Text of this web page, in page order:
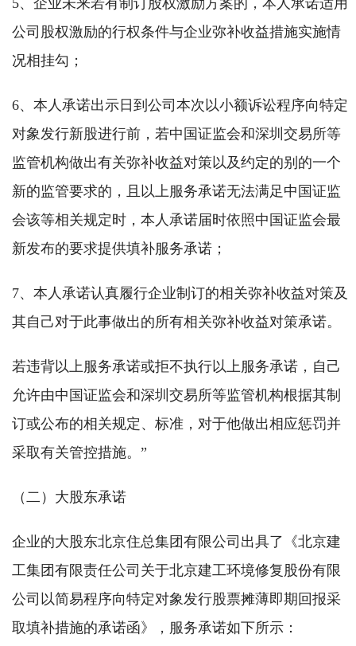
5、企业未来若有制订股权激励方案的，本人承诺适用
公司股权激励的行权条件与企业弥补收益措施实施情
况相挂勾；
6、本人承诺出示日到公司本次以小额诉讼程序向特定
对象发行新股进行前，若中国证监会和深圳交易所等
监管机构做出有关弥补收益对策以及约定的别的一个
新的监管要求的，且以上服务承诺无法满足中国证监
会该等相关规定时，本人承诺届时依照中国证监会最
新发布的要求提供填补服务承诺；
7、本人承诺认真履行企业制订的相关弥补收益对策及
其自己对于此事做出的所有相关弥补收益对策承诺。
若违背以上服务承诺或拒不执行以上服务承诺，自己
允许由中国证监会和深圳交易所等监管机构根据其制
订或公布的相关规定、标准，对于他做出相应惩罚并
采取有关管控措施。”
（二）大股东承诺
企业的大股东北京住总集团有限公司出具了《北京建
工集团有限责任公司关于北京建工环境修复股份有限
公司以简易程序向特定对象发行股票摊薄即期回报采
取填补措施的承诺函》，服务承诺如下所示：